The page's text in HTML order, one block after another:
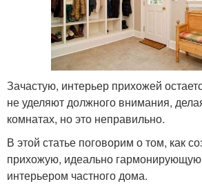
Зачастую, интерьер прихожей
не уделяют должного внимания,
комнатах, но это неправильно.
В этой статье поговорим о том, как
прихожую, идеально
интерьером частного дома.